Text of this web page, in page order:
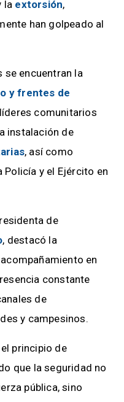
la extorsión,
han golpeado al
se encuentran la
y frentes de
comunitarios
instalación de
, así como
y el Ejército en
de
, destacó la
en
constante
de
y campesinos.
principio de
que la seguridad no
pública, sino